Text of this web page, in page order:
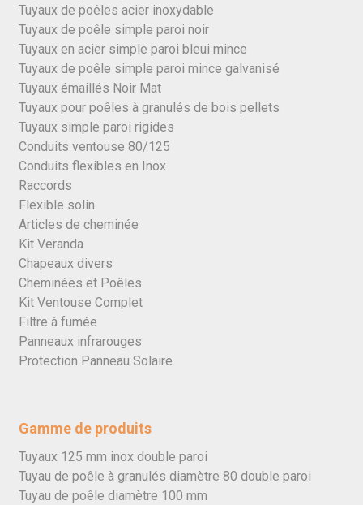
Tuyaux de poêles acier inoxydable
Tuyaux de poêle simple paroi noir
Tuyaux en acier simple paroi bleui mince
Tuyaux de poêle simple paroi mince galvanisé
Tuyaux émaillés Noir Mat
Tuyaux pour poêles à granulés de bois pellets
Tuyaux simple paroi rigides
Conduits ventouse 80/125
Conduits flexibles en Inox
Raccords
Flexible solin
Articles de cheminée
Kit Veranda
Chapeaux divers
Cheminées et Poêles
Kit Ventouse Complet
Filtre à fumée
Panneaux infrarouges
Protection Panneau Solaire
Gamme de produits
Tuyaux 125 mm inox double paroi
Tuyau de poêle à granulés diamètre 80 double paroi
Tuyau de poêle diamètre 100 mm